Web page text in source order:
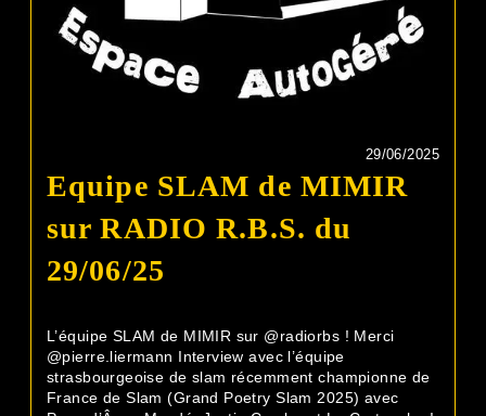
29/06/2025
Equipe SLAM de MIMIR
sur RADIO R.B.S. du
29/06/25
L’équipe SLAM de MIMIR sur @radiorbs ! Merci
@pierre.liermann Interview avec l’équipe
strasbourgeoise de slam récemment championne de
France de Slam (Grand Poetry Slam 2025) avec